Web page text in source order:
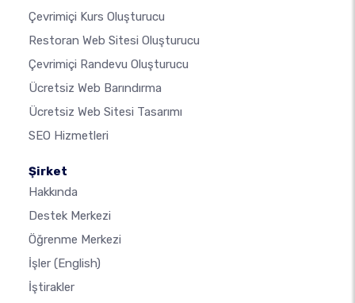
Çevrimiçi Kurs Oluşturucu
Restoran Web Sitesi Oluşturucu
Çevrimiçi Randevu Oluşturucu
Ücretsiz Web Barındırma
Ücretsiz Web Sitesi Tasarımı
SEO Hizmetleri
Şirket
Hakkında
Destek Merkezi
Öğrenme Merkezi
İşler (English)
İştirakler